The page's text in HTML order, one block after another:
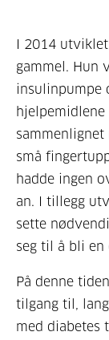
I 2014
gammel. Hun
insulinpumpe
små
hadde ingen
an. I tillegg
sette
seg til å bli en
På denne
tilgang til,
med diabetes